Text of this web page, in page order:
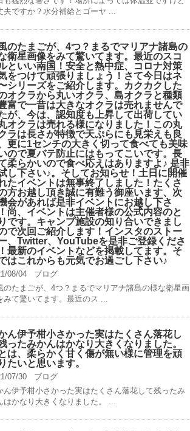
夫ですか？水分補給とゴーヤ ...
のたまごが、4つ？まるでマリアナ諸島の
衛星画像をみて驚いてます。最近のスコ
といい南国！安全と熱中症、コロナ対策
をつけて頑張りましょう！さて今日はネ
シリーズをご紹介します。カクカクした
オクラから丸いオクラ、島オクラと種類
富で一昔は大きなオクラは売れませんで
が、今は、認知度も上昇して出荷してい
オクラは売れる様になりました！この丸
ラは長さが特徴で天ぷらにも見栄えも良
更に1センチの大きく切って食べても美味
ので夏バテ防止にはもってこいです。長
柔らかいので食べ応えはありますよ♪ 是非
し下さい♪。そしてお知らせ！土日に開催
たイベントは無事終了しました！たくさ
方お越し頂き誠に有難う御座います、次
会があれば是非イベントにお越し下さ
尚、イベントは主催者様の公式内容のと
です。キャンプ️施設の知り合いできまし
で次回ご紹介します！インスタのストー
、Twitter、YouTubeを是非ご登録くださ
最新のイベントなどを掲載してます。そ
はこれからも元気でお過ごし下さい♪
08/04
ブログ
のたまごが、4つ？まるでマリアナ諸島の様な衛星画
みて驚いてます。最近のス ...
ん伊予柑小さかった実はたくさん落花し
ったみかんはかなり大きくなりました。
は、柔らかく甘く傷が無い様に管理を頑
たいと思います。
07/30
ブログ
ん伊予柑小さかった実はたくさん落花して残ったみ
はかなり大きくなりました。 ...